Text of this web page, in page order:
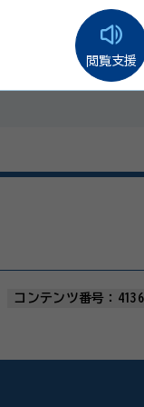
閲覧支援
コンテンツ番号：4136